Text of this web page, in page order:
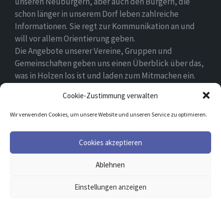
Cookie-Zustimmung verwalten
Wir verwenden Cookies, um unsere Website und unseren Service zu optimieren.
Cookies akzeptieren
Ablehnen
Einstellungen anzeigen
schon länger in unserem Dorf leben zahlreiche
Informationen. Sie regt zur Kommunikation an und
will vor allem Orientierung geben.
Die Angebote unserer Vereine, Gruppen und
Gemeinschaften geben uns einen Überblick über das,
was in Holzen los ist und laden zum Mitmachen ein.
und hoffen, dass sie sich in ihrem Umfeld wohlfühlen.
Facebook